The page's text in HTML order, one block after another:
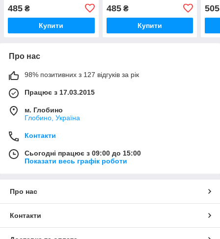
485 ₴
Купити
485₴
Купити
505
Про нас
98% позитивних з 127 відгуків за рік
Працює з 17.03.2015
м. Глобино
Глобино, Україна
Контакти
Сьогодні працює з 09:00 до 15:00
Показати весь графік роботи
Про нас
Контакти